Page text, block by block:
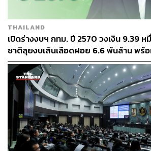
THAILAND
เปิดร่างงบฯ กทม. ปี 2570 วงเงิน 9.39
ชาติลุยงบเส้นเลือดฝอย 6.6 พันล้าน พร้
ยุทธศาสตร์พัฒนาเมือง